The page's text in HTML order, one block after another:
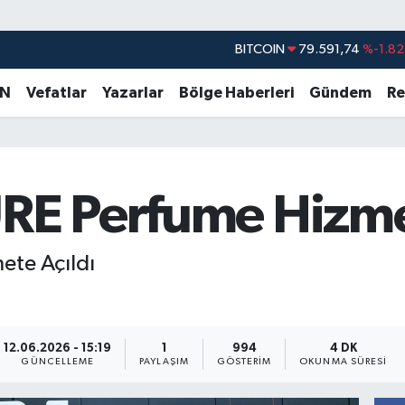
DOLAR 45,43620 %0.02
STERLİN 61,60380 %0.18
BITCOIN 79.591,74 %-1.82
Vefatlar Yazarlar Bölge Haberleri Gündem
Perfume
Açıldı
12.06.2026 - 15:19
GÜNCELLEME
1
PAYLAŞIM
994
GÖSTERIM
4 DK
OKUNMA SÜRESI